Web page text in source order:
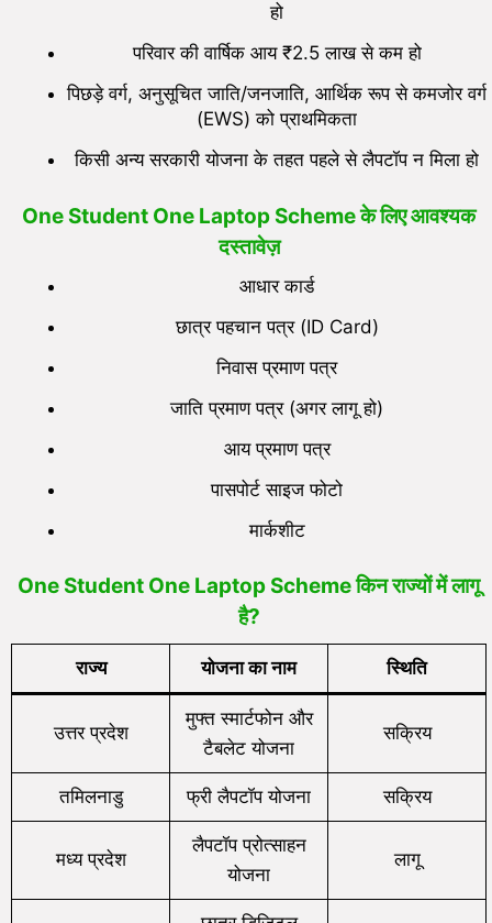
हो
परिवार की वार्षिक आय ₹2.5 लाख से कम हो
पिछड़े वर्ग, अनुसूचित जाति/जनजाति, आर्थिक रूप से कमजोर वर्ग
(EWS) को प्राथमिकता
किसी अन्य सरकारी योजना के तहत पहले से लैपटॉप न मिला हो
One Student One Laptop Schemeके लिएआवश्यक
दस्तावेज़
आधार कार्ड
छात्र पहचान पत्र (ID Card)
निवास प्रमाण पत्र
जाति प्रमाण पत्र (अगर लागू हो)
आय प्रमाण पत्र
पासपोर्ट साइज फोटो
मार्कशीट
One Student One Laptop Schemeकिन राज्यों में लागू
है?
राज्य योजना का नाम स्थिति
उत्तर प्रदेश
मुफ्त स्मार्टफोन और
टैबलेट योजना
सक्रिय
तमिलनाडु फ्री लैपटॉप योजना सक्रिय
मध्य प्रदेश
लैपटॉप प्रोत्साहन
योजना
लागू